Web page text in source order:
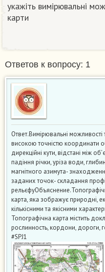
укажіть вимірювальні
карти
Ответов к вопросу: 1
Ответ.Вимірювальні
високою точністю координати
дирекційні кути, відстані між
падіння річки, уріза води,
магнітного азимута-
заданих точок- складання
карта, яка зображує природні,
кількісними та якісними
Топографічна карта містить
рослинность, кордони, дороги,
#SPJ1